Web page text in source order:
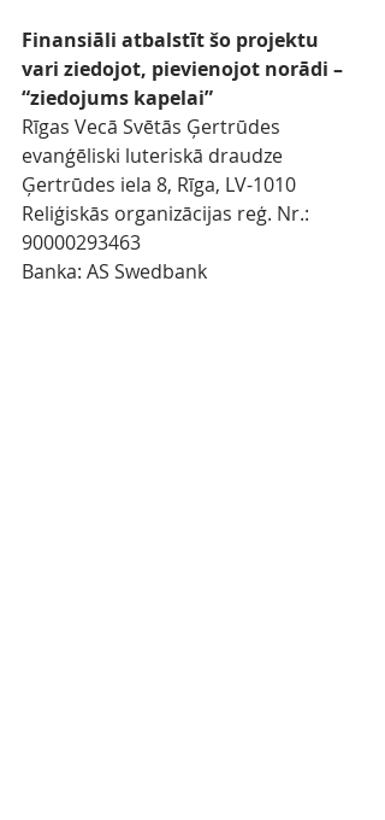
Finansiāli atbalstīt šo projektu
vari ziedojot, pievienojot norādi –
“ziedojums kapelai”
Rīgas Vecā Svētās Ģertrūdes
evanģēliski luteriskā draudze
Ģertrūdes iela 8, Rīga, LV-1010
Reliģiskās organizācijas reģ. Nr.:
90000293463
Banka: AS Swedbank